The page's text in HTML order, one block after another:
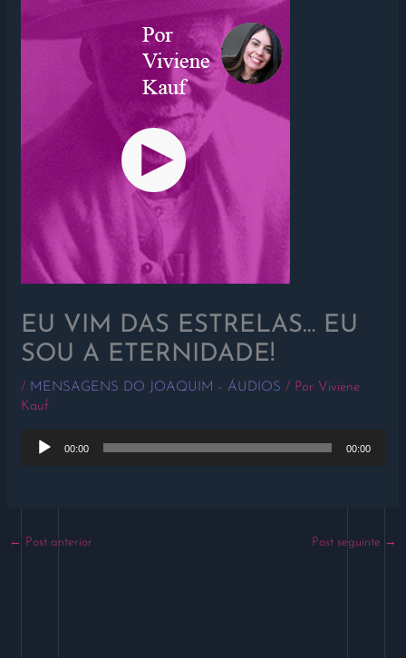
EU VIM DAS ESTRELAS… EU
SOU A ETERNIDADE!
/ MENSAGENS DO JOAQUIM - ÁUDIOS / Por Viviene
Kauf
Tocador
00:00 00:00
← Post anterior Post seguinte →